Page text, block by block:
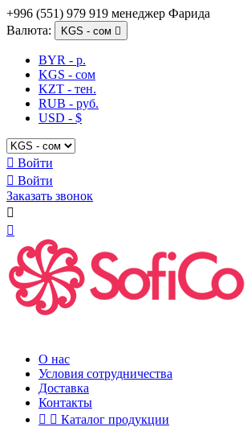
+996 (551) 979 919 менеджер Фарида
Валюта:
KGS - сом 
BYR - р.
KGS - сом
KZT - тен.
RUB - руб.
USD - $
 Войти
 Войти
Заказать звонок


О нас
Условия сотрудничества
Доставка
Контакты
  Каталог продукции